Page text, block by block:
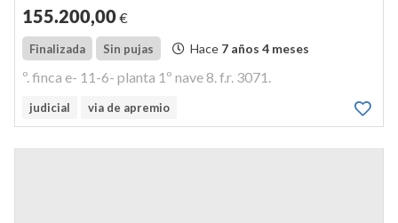
155.200,00€
Finalizada Sin pujas Hace 7 años 4 meses
º. finca e- 11-6- planta 1º nave 8. f.r. 3071.
judicial via de apremio